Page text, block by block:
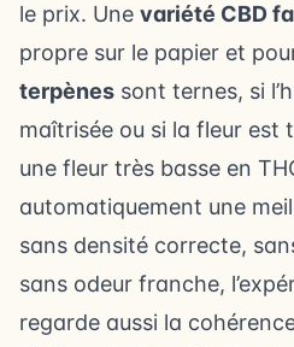
le prix. Une variété CBD
propre sur le papier et
terpènes sont ternes, si
maîtrisée ou si la fleur est
une fleur très basse en
automatiquement une
sans densité correcte,
sans odeur franche,
regarde aussi la